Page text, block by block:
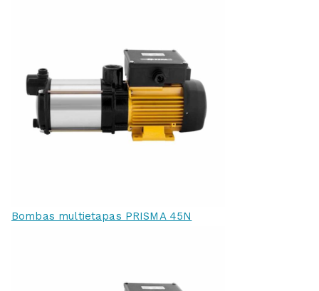
Bombas multietapas PRISMA 45N